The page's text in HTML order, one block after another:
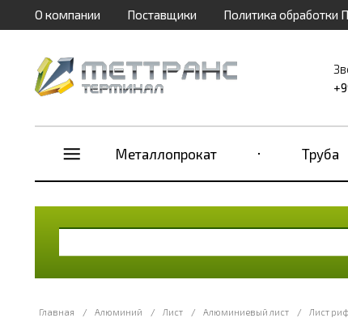
О компании Поставщики Политика обработки
Металлопрокат Труба
Главная / Алюминий / Лист / Алюминиевый лист / Лист